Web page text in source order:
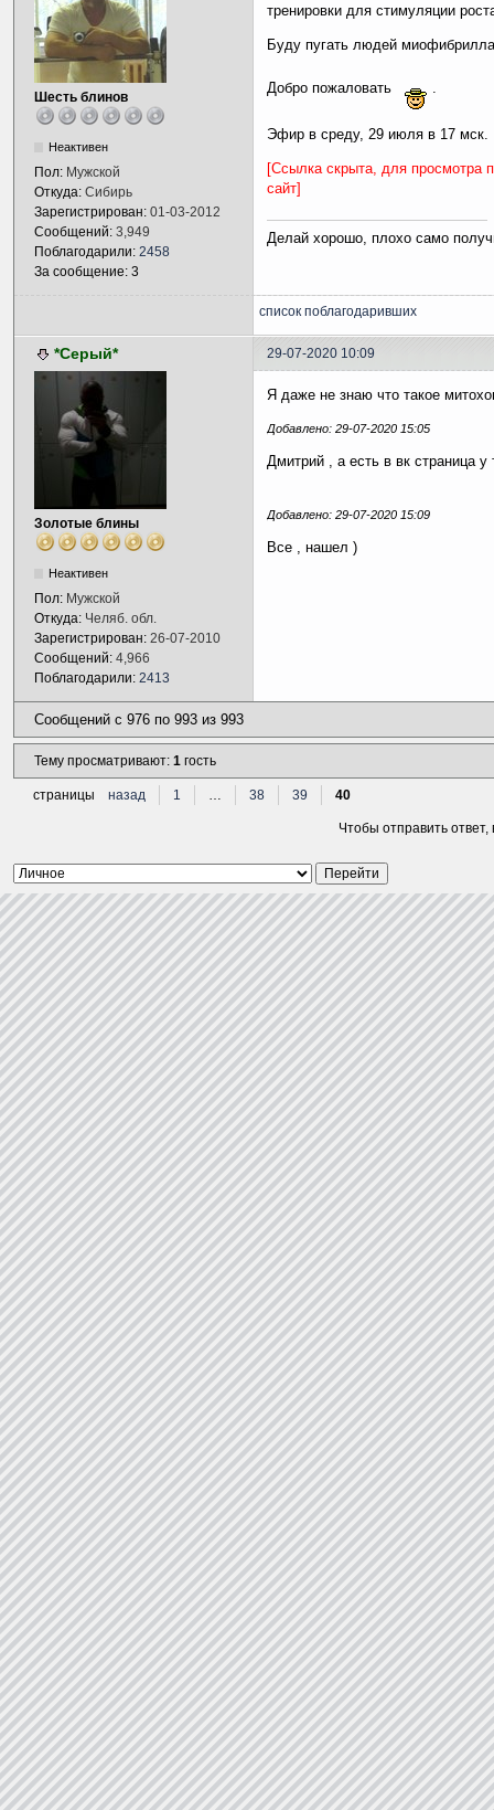
Шесть блинов
Неактивен
Пол: Мужской
Откуда: Сибирь
Зарегистрирован: 01-03-2012
Сообщений: 3,949
Поблагодарили: 2458
За сообщение: 3
тренировки для стимуляции
Буду пугать людей
Добро пожаловать
Эфир в среду, 29 июля в 17 мск.
[Ссылка скрыта, для просмотра
сайт]
Делай хорошо, плохо само
список поблагодаривших
*Серый* 29-07-2020 10:09
Золотые блины
Неактивен
Пол: Мужской
Откуда: Челяб. обл.
Зарегистрирован: 26-07-2010
Сообщений: 4,966
Поблагодарили: 2413
Я даже не знаю что такое
Добавлено: 29-07-2020 15:05
Дмитрий , а есть в вк страница у
Добавлено: 29-07-2020 15:09
Все , нашел )
Сообщений с 976 по 993 из 993
Тему просматривают: 1 гость
страницы назад 1 … 38 39 40
Чтобы отправить